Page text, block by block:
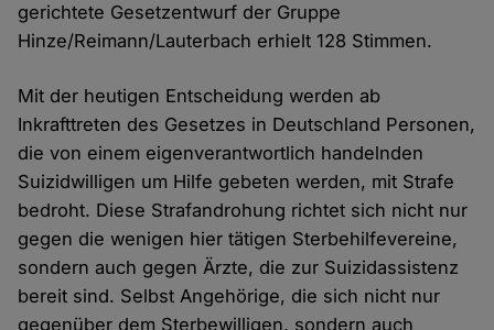
gerichtete Gesetzentwurf der Gruppe
Hinze/Reimann/Lauterbach erhielt 128 Stimmen.
Mit der heutigen Entscheidung werden ab
Inkrafttreten des Gesetzes in Deutschland Personen,
die von einem eigenverantwortlich handelnden
Suizidwilligen um Hilfe gebeten werden, mit Strafe
bedroht. Diese Strafandrohung richtet sich nicht nur
gegen die wenigen hier tätigen Sterbehilfevereine,
sondern auch gegen Ärzte, die zur Suizidassistenz
bereit sind. Selbst Angehörige, die sich nicht nur
gegenüber dem Sterbewilligen, sondern auch